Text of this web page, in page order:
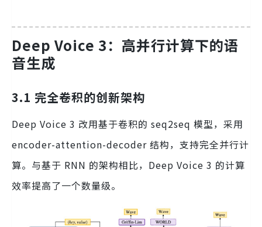
Deep Voice 3：高并行计算下的语
音生成
3.1 完全卷积的创新架构
Deep Voice 3 改用基于卷积的 seq2seq 模型，采用
encoder-attention-decoder 结构，支持完全并行计
算。与基于 RNN 的架构相比，Deep Voice 3 的计算
效率提高了一个数量级。